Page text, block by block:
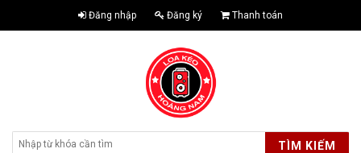
Đăng nhập Đăng ký Thanh toán
TÌM KIẾM